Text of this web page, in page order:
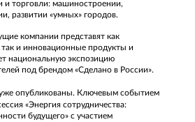
торговли: машиностроении,
развитии «умных» городов.
компании представят как
и инновационные продукты и
национальную экспозицию
под брендом «Сделано в России».
опубликованы. Ключевым событием
«Энергия сотрудничества:
будущего» с участием
в ближайшее время
ЗАЯВКУ
Email, и наш менеджер свяжется с
в ближайшее время
компании, при нажатии
отзыва, при нажатии
задать вопрос